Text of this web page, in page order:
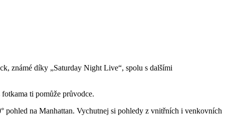
známé díky „Saturday Night Live“, spolu s dalšími
ti pomůže průvodce.
pohled na Manhattan. Vychutnej si pohledy z vnitřních i venkovních